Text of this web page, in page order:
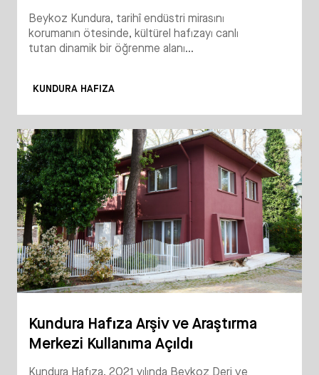
Beykoz Kundura, tarihî endüstri mirasını
korumanın ötesinde, kültürel hafızayı canlı
tutan dinamik bir öğrenme alanı...
KUNDURA HAFIZA
Kundura Hafıza Arşiv ve Araştırma
Merkezi Kullanıma Açıldı
Kundura Hafıza, 2021 yılında Beykoz Deri ve